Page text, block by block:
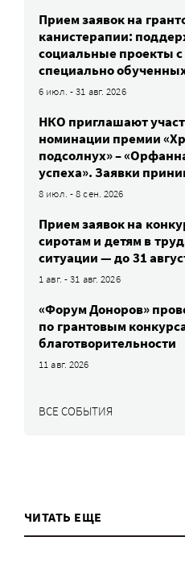
Прием заявок на
канистерапии:
социальные проекты
специально
6 июл. - 31 авг. 2026
НКО приглашают
номинации премии
подсолнух» –
успеха». Заявки
8 июл. - 8 сен. 2026
Прием заявок на
сиротам и детям в
ситуации — до 31
1 авг. - 31 авг. 2026
«Форум Доноров»
по грантовым
благотворительности
11 авг. 2026
ВСЕ СОБЫТИЯ
ЧИТАТЬ ЕЩЕ